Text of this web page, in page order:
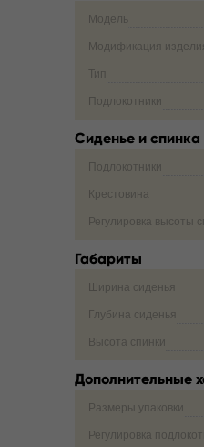
Модель
Модификация изделия
Тип
Подлокотники
Сиденье и спинка
Подлокотники
Крестовина
Регулировка высоты
Габариты
Ширина сиденья
Глубина сиденья
Высота спинки
Дополнительные
Размеры упаковки
Регулировка